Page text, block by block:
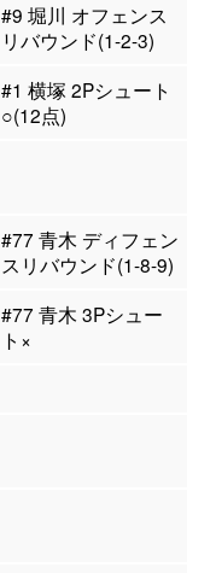
#9 堀川 オフェンス
リバウンド(1-2-3)
#1 横塚 2Pシュート
○(12点)
#77 青木 ディフェン
スリバウンド(1-8-9)
#77 青木 3Pシュー
ト×